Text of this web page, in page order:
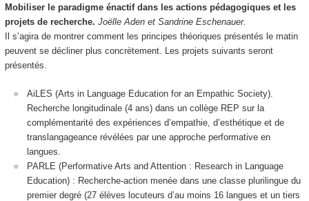
Mobiliser le paradigme énactif dans les actions pédagogiques et les
projets de recherche. Joëlle Aden et Sandrine Eschenauer.
Il s’agira de montrer comment les principes théoriques présentés le matin
peuvent se décliner plus concrètement. Les projets suivants seront
présentés.
AiLES (Arts in Language Education for an Empathic Society).
Recherche longitudinale (4 ans) dans un collège REP sur la
complémentarité des expériences d’empathie, d’esthétique et de
translangageance révélées par une approche performative en
langues.
PARLE (Performative Arts and Attention : Research in Language
Education) : Recherche-action menée dans une classe plurilingue du
premier degré (27 élèves locuteurs d’au moins 16 langues et un tiers